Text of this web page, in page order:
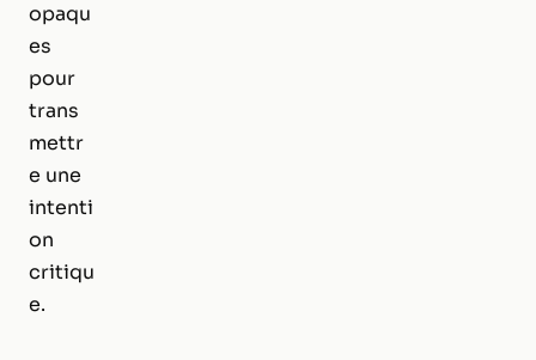
opaqu
es
pour
trans
mettr
e une
intenti
on
critiqu
e.